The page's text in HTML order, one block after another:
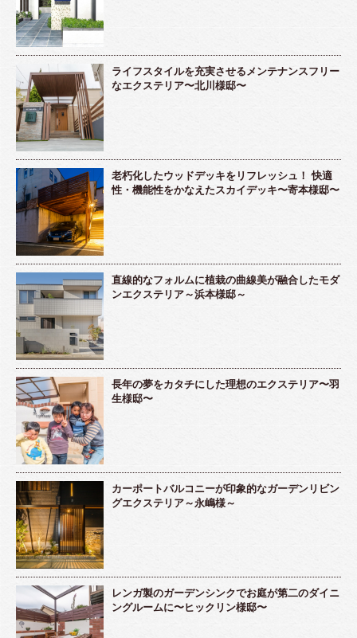
ライフスタイルを充実させるメンテナンスフリー
なエクステリア〜北川様邸〜
老朽化したウッドデッキをリフレッシュ！ 快適
性・機能性をかなえたスカイデッキ〜寄本様邸〜
直線的なフォルムに植栽の曲線美が融合したモダ
ンエクステリア～浜本様邸～
長年の夢をカタチにした理想のエクステリア〜羽
生様邸〜
カーポートバルコニーが印象的なガーデンリビン
グエクステリア～永嶋様～
レンガ製のガーデンシンクでお庭が第二のダイニ
ングルームに〜ヒックリン様邸〜